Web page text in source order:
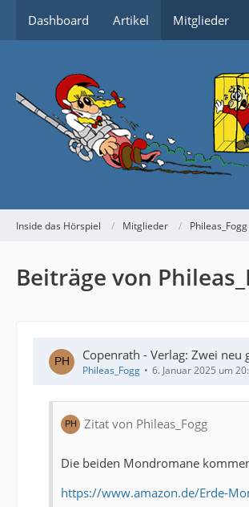
Dashboard Artikel Mitglieder
Inside das Hörspiel Mitglieder Phileas_Fogg
Beiträge von
Copenrath - Verlag: Zwei neu
Phileas_Fogg 6. Januar 2025 um
Zitat von Phileas_Fogg
Die beiden Mondromane
https://www.amazon.de/Erde-